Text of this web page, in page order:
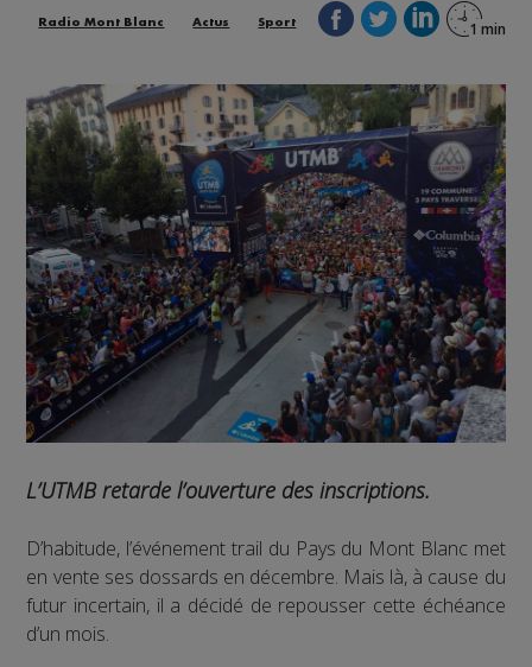
Radio Mont Blanc Actus Sport
L’UTMB retarde l’ouverture des inscriptions.
D’habitude, l’événement trail du Pays du Mont Blanc met
en vente ses dossards en décembre. Mais là, à cause du
futur incertain, il a décidé de repousser cette échéance
d’un mois.